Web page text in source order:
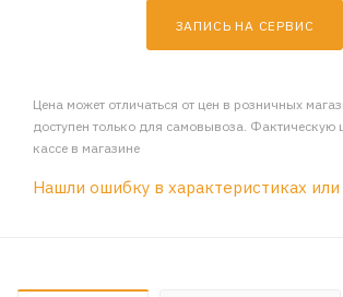
ЗАПИСЬ НА СЕРВИС
Цена может отличаться от цен в розничных
доступен только для самовывоза. Фактическую
кассе в магазине
Нашли ошибку в характеристиках